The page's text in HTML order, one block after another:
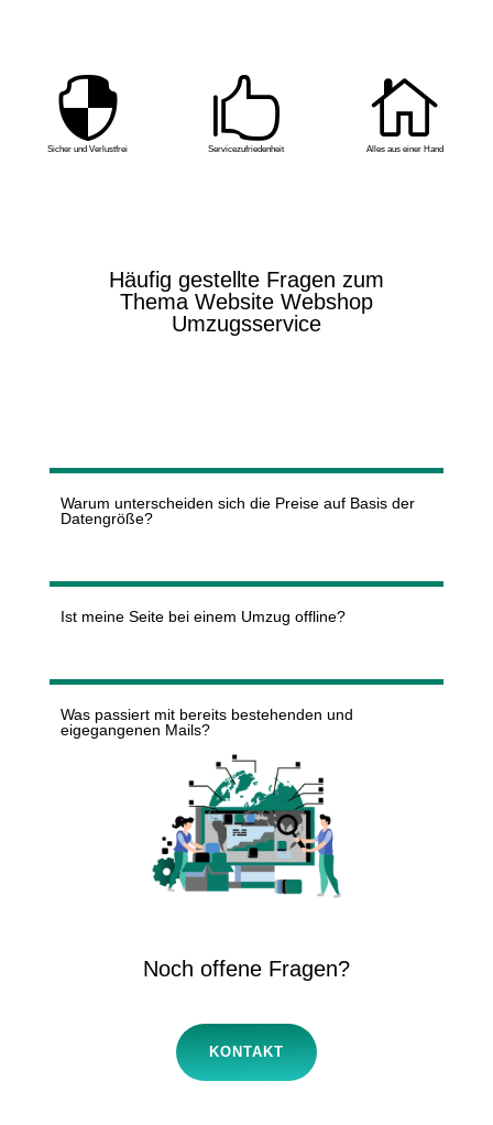

Sicher und Verlustfrei

Servicezufriedenheit

Alles aus einer Hand
Häufig gestellte Fragen zum
Thema Website Webshop
Umzugsservice
Warum unterscheiden sich die Preise auf Basis der
Datengröße?
Ist meine Seite bei einem Umzug offline?
Was passiert mit bereits bestehenden und
eigegangenen Mails?
Noch offene Fragen?
KONTAKT